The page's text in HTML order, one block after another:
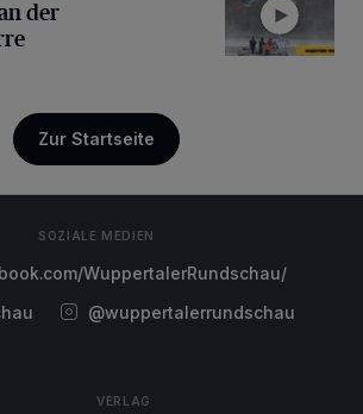
der
Zur Startseite
SOZIALE MEDIEN
WuppertalerRundschau/
@wuppertalerrundschau
VERLAG